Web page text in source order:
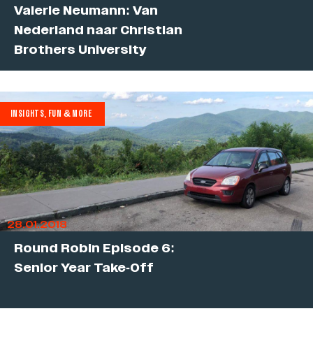
Valerie Neumann: Van
Nederland naar Christian
Brothers University
INSIGHTS, FUN & MORE
28.01.2018
Round Robin Episode 6:
Senior Year Take-Off